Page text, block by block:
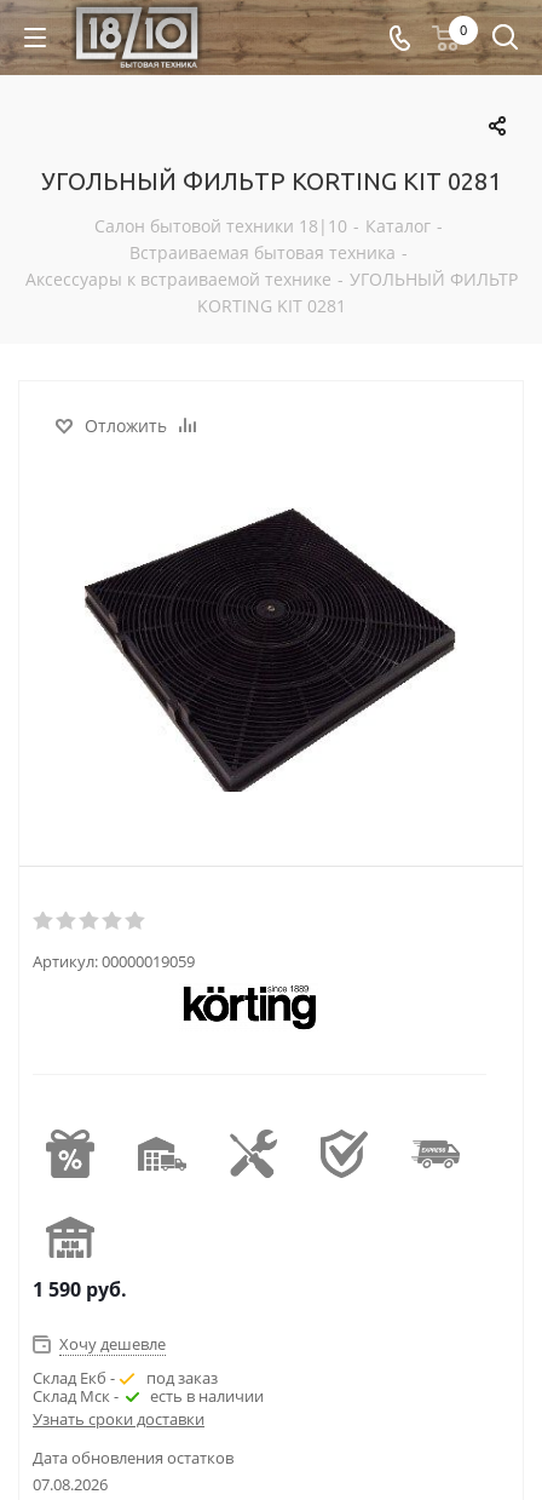
0
УГОЛЬНЫЙ ФИЛЬТР KORTING KIT 0281
Салон бытовой техники 18|10 - Каталог -
Встраиваемая бытовая техника -
Аксессуары к встраиваемой технике - УГОЛЬНЫЙ ФИЛЬТР
KORTING KIT 0281
Отложить
Артикул:00000019059
1 590 руб.
Хочу дешевле
Склад Екб -
под заказ
Склад Мск -
есть в наличии
Узнать сроки доставки
Дата обновления остатков
07.08.2026